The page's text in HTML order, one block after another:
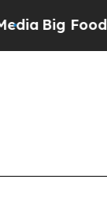
Big Food vs.